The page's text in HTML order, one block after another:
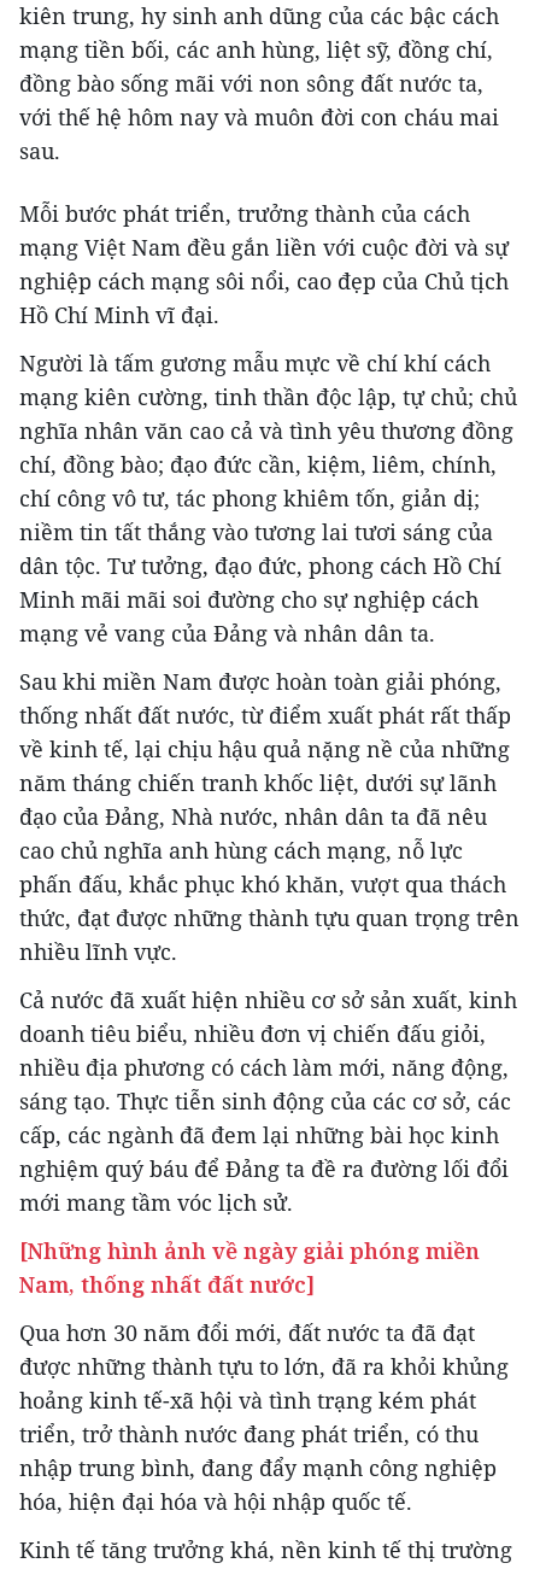
kiên trung, hy sinh anh dũng của các bậc cách
mạng tiền bối, các anh hùng, liệt sỹ, đồng chí,
đồng bào sống mãi với non sông đất nước ta,
với thế hệ hôm nay và muôn đời con cháu mai
sau.
Mỗi bước phát triển, trưởng thành của cách
mạng Việt Nam đều gắn liền với cuộc đời và sự
nghiệp cách mạng sôi nổi, cao đẹp của Chủ tịch
Hồ Chí Minh vĩ đại.
Người là tấm gương mẫu mực về chí khí cách
mạng kiên cường, tinh thần độc lập, tự chủ; chủ
nghĩa nhân văn cao cả và tình yêu thương đồng
chí, đồng bào; đạo đức cần, kiệm, liêm, chính,
chí công vô tư, tác phong khiêm tốn, giản dị;
niềm tin tất thắng vào tương lai tươi sáng của
dân tộc. Tư tưởng, đạo đức, phong cách Hồ Chí
Minh mãi mãi soi đường cho sự nghiệp cách
mạng vẻ vang của Đảng và nhân dân ta.
Sau khi miền Nam được hoàn toàn giải phóng,
thống nhất đất nước, từ điểm xuất phát rất thấp
về kinh tế, lại chịu hậu quả nặng nề của những
năm tháng chiến tranh khốc liệt, dưới sự lãnh
đạo của Đảng, Nhà nước, nhân dân ta đã nêu
cao chủ nghĩa anh hùng cách mạng, nỗ lực
phấn đấu, khắc phục khó khăn, vượt qua thách
thức, đạt được những thành tựu quan trọng trên
nhiều lĩnh vực.
Cả nước đã xuất hiện nhiều cơ sở sản xuất, kinh
doanh tiêu biểu, nhiều đơn vị chiến đấu giỏi,
nhiều địa phương có cách làm mới, năng động,
sáng tạo. Thực tiễn sinh động của các cơ sở, các
cấp, các ngành đã đem lại những bài học kinh
nghiệm quý báu để Đảng ta đề ra đường lối đổi
mới mang tầm vóc lịch sử.
[Những hình ảnh về ngày giải phóng miền
Nam, thống nhất đất nước]
Qua hơn 30 năm đổi mới, đất nước ta đã đạt
được những thành tựu to lớn, đã ra khỏi khủng
hoảng kinh tế-xã hội và tình trạng kém phát
triển, trở thành nước đang phát triển, có thu
nhập trung bình, đang đẩy mạnh công nghiệp
hóa, hiện đại hóa và hội nhập quốc tế.
Kinh tế tăng trưởng khá, nền kinh tế thị trường